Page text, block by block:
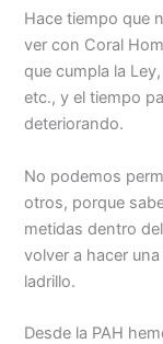
Hace tiempo que
ver con Coral
que cumpla la
etc., y el tiempo
deteriorando.
No podemos
otros, porque
metidas dentro
volver a hacer
ladrillo.
Desde la PAH